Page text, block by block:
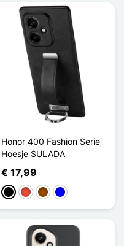
Honor 400 Fashion Serie
Hoesje SULADA
€ 17,99
ZwartRoodBruinBlauw